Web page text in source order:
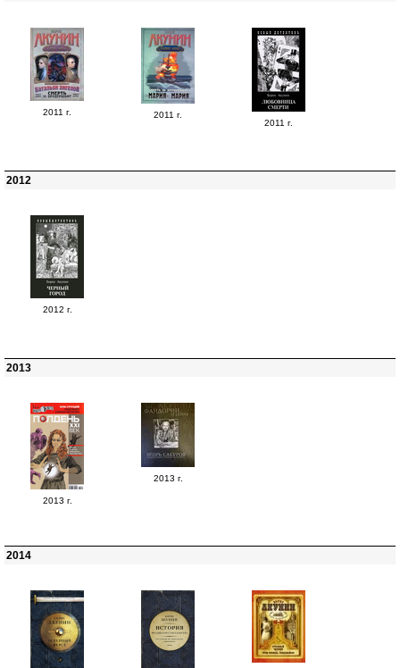
2011 г.
2011 г.
2011 г.
2012
2012 г.
2013
2013 г.
2013 г.
2014